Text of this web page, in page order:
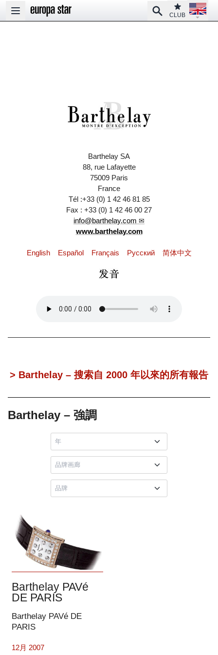
Open main menu
SearchClub
CLUB
Open
Barthelay SA
88, rue Lafayette
75009 Paris
France
Tél :+33 (0) 1 42 46 81 85
Fax : +33 (0) 1 42 46 00 27
info@barthelay.com
www.barthelay.com
English Español Français Pусский 简体中文
> Barthelay – 搜索自 2000 年以來的所有報告
Barthelay – 強調
Barthelay PAVé
DE PARIS
Barthelay PAVé DE
PARIS
12月 2007